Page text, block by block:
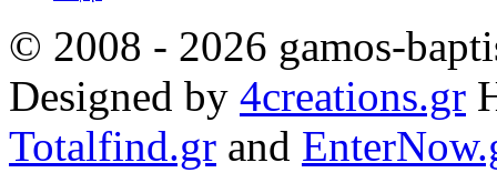
© 2008 - 2026 gamos-
Designed by 4creations.gr
Totalfind.gr and